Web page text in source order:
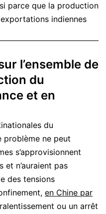
parce que la production
indiennes
l’ensemble de
du
et en
du
problème ne peut
s’approvisionnent
et n’auraient pas
des tensions
en Chine par
ou un arrêt